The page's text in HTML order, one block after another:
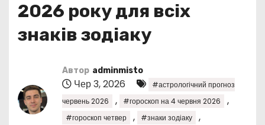
2026 року для всіх
знаків зодіаку
Автор adminmisto
Чер 3, 2026
#астрологічний прогноз
червень 2026
, #гороскоп на 4 червня 2026 ,
#гороскоп четвер , #знаки зодіаку ,